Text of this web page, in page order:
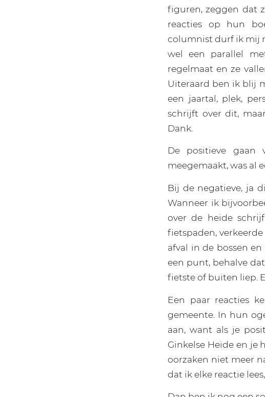
figuren, zeggen dat
reacties op hun
columnist durf ik mij
wel een parallel
regelmaat en ze
Uiteraard ben ik blij
een jaartal, plek,
schrijft over dit,
Dank.
De positieve gaan
meegemaakt, was al
Bij de negatieve, ja
Wanneer ik
over de heide
fietspaden,
afval in de bossen
een punt, behalve
fietste of buiten liep.
Een paar reacties
gemeente. In hun
aan, want als je
Ginkelse Heide en je
oorzaken niet meer
dat ik elke reactie